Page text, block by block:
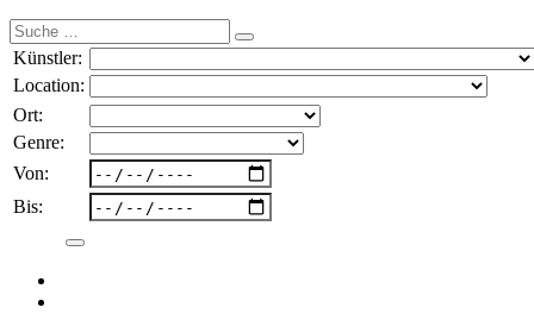
Suche
nach:
Künstler:
Location:
Ort:
Genre:
Von:
Bis: